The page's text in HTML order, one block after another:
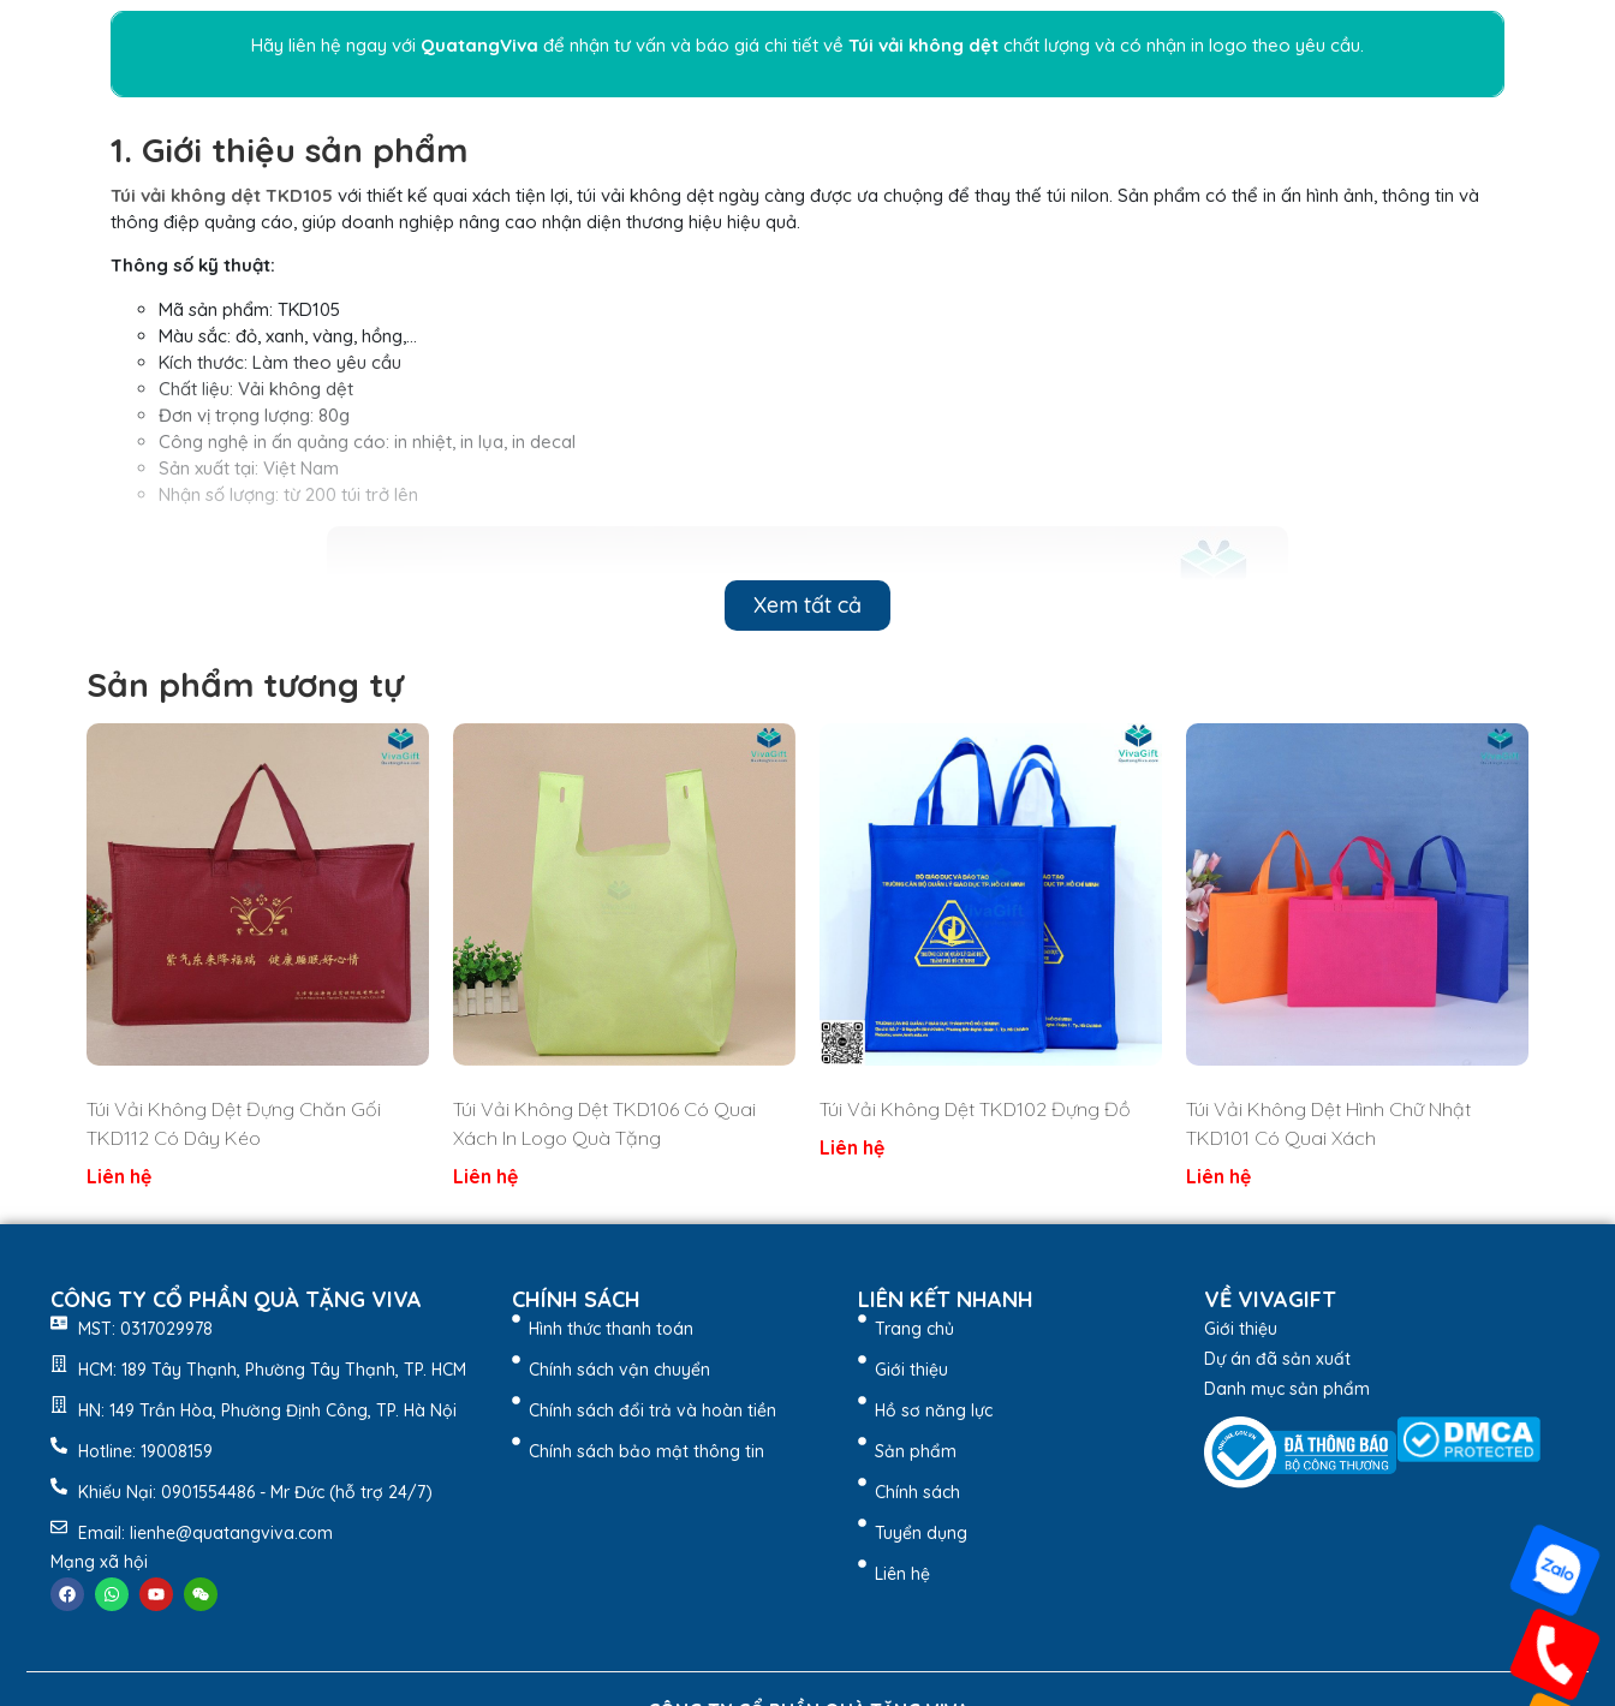
Hãy liên hệ ngay với QuatangViva để nhận tư vấn và báo giá chi tiết về Túi vải không dệt chất lượng và có nhận in logo theo yêu cầu.
1. Giới thiệu sản phẩm
Túi vải không dệt TKD105 với thiết kế quai xách tiện lợi, túi vải không dệt ngày càng được ưa chuộng để thay thế túi nilon. Sản phẩm có thể in ấn hình ảnh, thông tin và
thông điệp quảng cáo, giúp doanh nghiệp nâng cao nhận diện thương hiệu hiệu quả.
Thông số kỹ thuật:
Mã sản phẩm: TKD105
Màu sắc: đỏ, xanh, vàng, hồng,…
Kích thước: Làm theo yêu cầu
Chất liệu: Vải không dệt
Đơn vị trọng lượng: 80g
Công nghệ in ấn quảng cáo: in nhiệt, in lụa, in decal
Sản xuất tại: Việt Nam
Nhận số lượng: từ 200 túi trở lên
2. Đặc điểm nổi bật sản phẩm
Túi vải không dệt quai đục lỗ – Lựa chọn tiện lợi và thân thiện với môi trường với nhiều đặc điểm:
Chất liệu vải không dệt thân thiện với môi trường, dễ phân hủy và có thể tái sử dụng nhiều lần.
Thiết kế quai đục lỗ chắc chắn, tiện lợi khi cầm nắm và mang theo.
Màu sắc đa dạng, phù hợp với nhiều mục đích sử dụng như mua sắm, quà tặng sự kiện, quảng bá doanh nghiệp.
Xem tất cả
Sản phẩm tương tự
Túi Vải Không Dệt Đựng Chăn Gối
TKD112 Có Dây Kéo
Liên hệ
Túi Vải Không Dệt TKD106 Có Quai
Xách In Logo Quà Tặng
Liên hệ
Túi Vải Không Dệt TKD102 Đựng Đồ
Liên hệ
Túi Vải Không Dệt Hình Chữ Nhật
TKD101 Có Quai Xách
Liên hệ
CÔNG TY CỔ PHẦN QUÀ TẶNG VIVA
MST: 0317029978
HCM: 189 Tây Thạnh, Phường Tây Thạnh, TP. HCM
HN: 149 Trần Hòa, Phường Định Công, TP. Hà Nội
Hotline: 19008159
Khiếu Nại: 0901554486 - Mr Đức (hỗ trợ 24/7)
Email: lienhe@quatangviva.com
Mạng xã hội
CHÍNH SÁCH
Hình thức thanh toán
Chính sách vận chuyển
Chính sách đổi trả và hoàn tiền
Chính sách bảo mật thông tin
LIÊN KẾT NHANH
Trang chủ
Giới thiệu
Hồ sơ năng lực
Sản phẩm
Chính sách
Tuyển dụng
Liên hệ
VỀ VIVAGIFT
Giới thiệu
Dự án đã sản xuất
Danh mục sản phẩm